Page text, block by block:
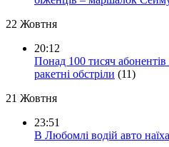
22 Жовтня
20:12
Понад 100 тисяч абонентів
ракетні обстріли (11)
21 Жовтня
23:51
В Любомлі водій авто